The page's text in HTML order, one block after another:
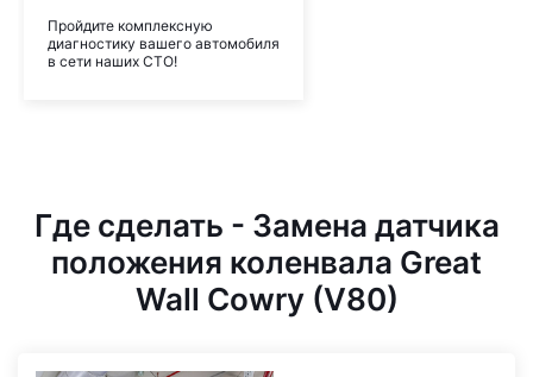
Пройдите комплексную
диагностику вашего автомобиля
в сети наших СТО!
Где сделать - Замена датчика
положения коленвала Great
Wall Cowry (V80)